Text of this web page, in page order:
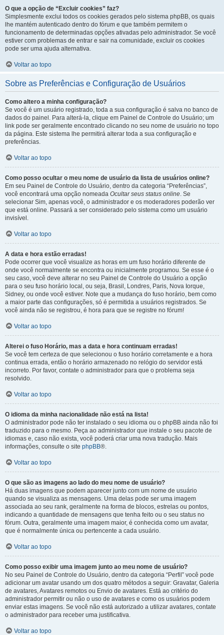
O que a opção de “Excluir cookies” faz?
Simplesmente exclui todos os cookies gerados pelo sistema phpBB, os quais
lhe mantém autenticado dentro do fórum e que também permitem o
funcionamento de determinadas opções ativadas pelo administrador. Se você
estiver com problemas de entrar e sair na comunidade, excluir os cookies
pode ser uma ajuda alternativa.
Voltar ao topo
Sobre as Preferências e Configuração de Usuários
Como altero a minha configuração?
Se você é um usuário registrado, toda a sua configuração é salva no banco de
dados do painel. Para alterá-la, clique em Painel de Controle do Usuário; um
link pode ser geralmente encontrado clicando no seu nome de usuário no topo
da página. Este sistema lhe permitirá alterar toda a sua configuração e
preferências.
Voltar ao topo
Como posso ocultar o meu nome de usuário da lista de usuários online?
Em seu Painel de Controle do Usuário, dentro da categoria “Preferências”,
você encontrará uma opção nomeada Ocultar seus status online. Se
selecionar Sim, apenas você, o administrador e os moderadores poderão ver
que está online. Passará a ser considerado pelo sistema como um usuário
invisível.
Voltar ao topo
A data e hora estão erradas!
Pode ocorrer que você visualize as horas em um fuso horário diferente de
onde você normalmente se encontra ou inicialmente programou. Se esse é o
seu caso, você deve alterar no seu Painel de Controle do Usuário a opção
para o seu fuso horário local, ou seja, Brasil, Londres, Paris, Nova Iorque,
Sidney, ou onde você estiver. Note que a mudança do fuso horário, bem como
a maior parte das configurações, só é permitida a usuários registrados. Se
você ainda não se registrou, é hora para que se registre no fórum!
Voltar ao topo
Alterei o fuso Horário, mas a data e hora continuam erradas!
Se você tem certeza de que selecionou o fuso horário corretamente e a hora
continua errada, então o horário armazenado no relógio do servidor está
incorreto. Por favor, contate o administrador para que o problema seja
resolvido.
Voltar ao topo
O idioma da minha nacionalidade não está na lista!
O administrador pode não ter instalado o seu idioma ou o phpBB ainda não foi
traduzido para o mesmo. Peça ao administrador que instale o seu pacote de
idiomas e, caso não exista, você poderá criar uma nova tradução. Mais
informações, consulte o site phpBB®.
Voltar ao topo
O que são as imagens ao lado do meu nome de usuário?
Há duas imagens que podem aparecer junto com um nome de usuário
quando se visualiza as mensagens. Uma delas pode ser uma imagem
associada ao seu rank, geralmente na forma de blocos, estrelas ou pontos,
indicando a quantidade de mensagens que tenha feito ou o seu status no
fórum. Outra, geralmente uma imagem maior, é conhecida como um avatar,
que é normalmente única ou pertencente a cada usuário.
Voltar ao topo
Como posso exibir uma imagem junto ao meu nome de usuário?
No seu Painel de Controle do Usuário, dentro da categoria “Perfil” você pode
adicionar um avatar usando um dos quatro métodos a seguir: Gravatar, Galeria
de avatares, Avatares remotos ou Envio de avatares. Está ao critério do
administrador permitir ou não o uso de avatares e como os usuários podem
enviar estas imagens. Se você não está autorizado a utilizar avatares, contate
o administrador para receber uma justificativa.
Voltar ao topo